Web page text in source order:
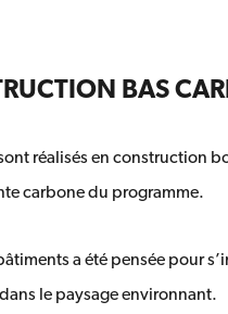
BAS
réalisés en construction
carbone du programme.
a été pensée pour
le paysage environnant.